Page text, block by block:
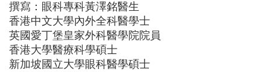
撰寫：眼科專科黃澤銘醫生
香港中文大學內外全科醫學士
英國愛丁堡皇家外科醫學院院員
香港大學醫療科學碩士
新加坡國立大學眼科醫學碩士